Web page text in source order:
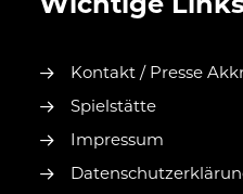
Wichtige Links
Kontakt / Presse
Spielstätte
Impressum